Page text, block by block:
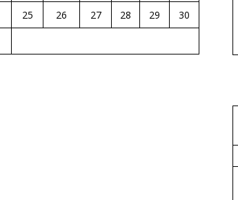
25 26 27 28 29
30